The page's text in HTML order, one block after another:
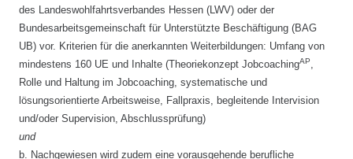
des Landeswohlfahrtsverbandes Hessen (LWV) oder der
Bundesarbeitsgemeinschaft für Unterstützte Beschäftigung (BAG
UB) vor. Kriterien für die anerkannten Weiterbildungen: Umfang von
mindestens 160 UE und Inhalte (Theoriekonzept JobcoachingAP
Rolle und Haltung im Jobcoaching, systematische und
lösungsorientierte Arbeitsweise, Fallpraxis, begleitende Intervision
und/oder Supervision, Abschlussprüfung)
und
b. Nachgewiesen wird zudem eine vorausgehende berufliche